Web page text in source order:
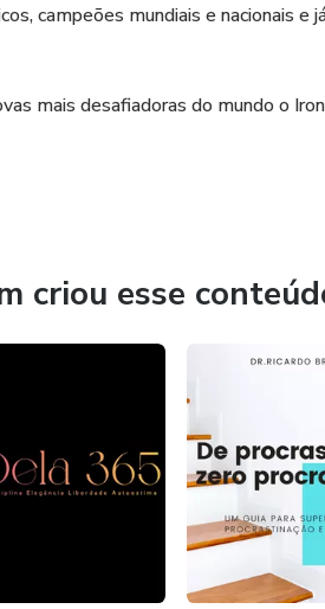
x exercício físico
campeões mundiais e nacionais
mais desafiadoras do mundo o
criou esse